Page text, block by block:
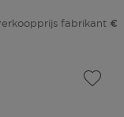
fabrikant €